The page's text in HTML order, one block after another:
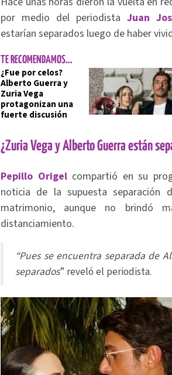
por medio del periodista Juan
estarían separados luego de haber
TE RECOMENDAMOS...
¿Fue por celos?
Alberto Guerra y
Zuria Vega
protagonizan una
fuerte discusión
¿Zuria Vega y Alberto Guerra están
Pepillo Origelcompartió en su
noticia de la supuesta
matrimonio, aunque no brindó
distanciamiento.
“Pues se encuentra separada de
separados” reveló el periodista.